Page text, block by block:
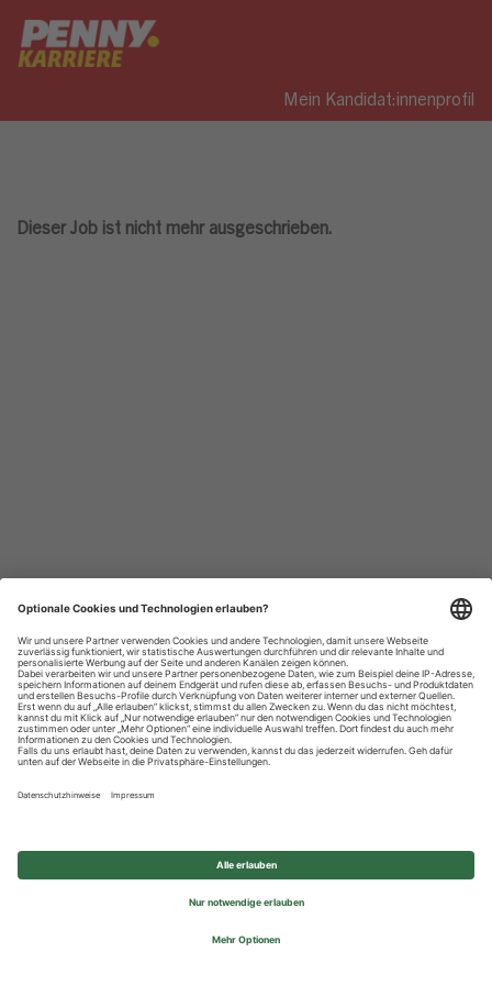
Mein Kandidat:innenprofil
Dieser Job ist nicht mehr ausgeschrieben.
Datenschutzhinweise
Impressum
Privatsphäre-Einstellungen
© 2026 REWE Group - All rights reserved